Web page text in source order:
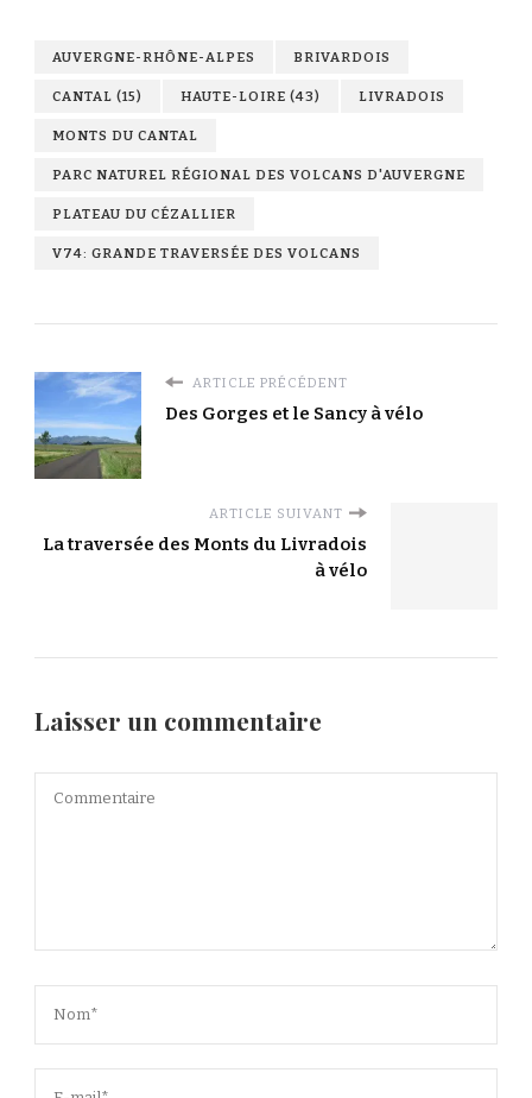
AUVERGNE-RHÔNE-ALPES BRIVARDOIS
CANTAL (15) HAUTE-LOIRE (43) LIVRADOIS
MONTS DU CANTAL
PARC NATUREL RÉGIONAL DES VOLCANS D'AUVERGNE
PLATEAU DU CÉZALLIER
V74: GRANDE TRAVERSÉE DES VOLCANS
ARTICLE PRÉCÉDENT
Des Gorges et le Sancy à vélo
ARTICLE SUIVANT
La traversée des Monts du Livradois
à vélo
Laisser un commentaire